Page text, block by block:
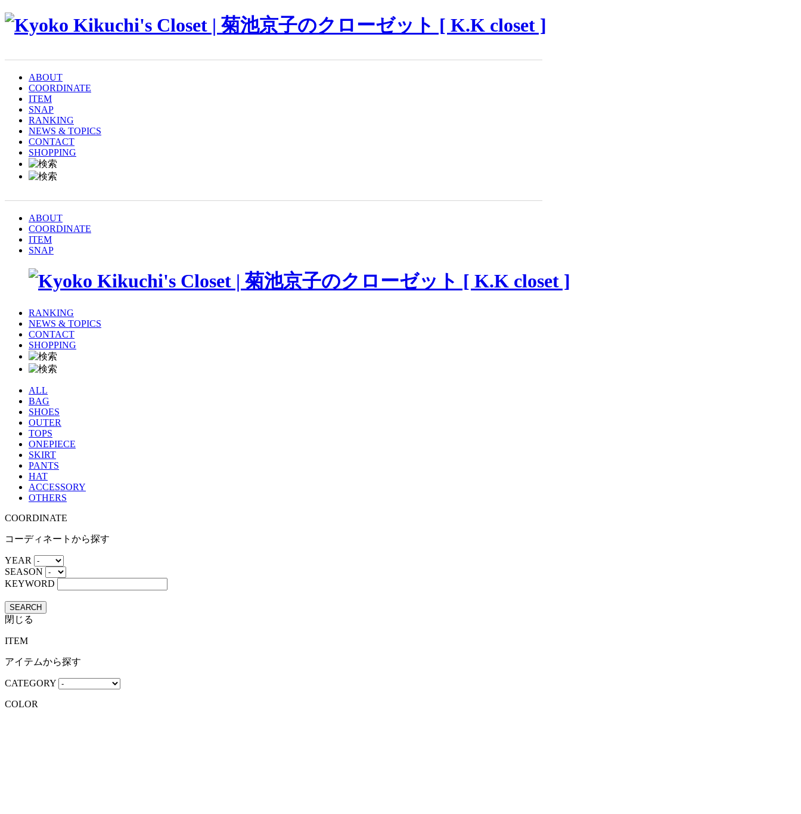
ABOUT
COORDINATE
ITEM
SNAP
RANKING
NEWS & TOPICS
CONTACT
SHOPPING
ABOUT
COORDINATE
ITEM
SNAP
RANKING
NEWS & TOPICS
CONTACT
SHOPPING
ALL
BAG
SHOES
OUTER
TOPS
ONEPIECE
SKIRT
PANTS
HAT
ACCESSORY
OTHERS
COORDINATE
コーディネートから探す
YEAR
SEASON
KEYWORD
SEARCH
閉じる
ITEM
アイテムから探す
CATEGORY
COLOR